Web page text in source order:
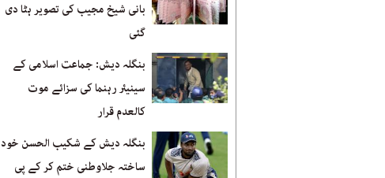
بانی شیخ مجیب کی تصویر ہٹا دی
گئی
بنگلہ دیش: جماعت اسلامی کے
سینیئر رہنما کی سزائے موت
کالعدم قرار
بنگلہ دیش کے شکیب الحسن خود
ساختہ جلاوطنی ختم کر کے پی